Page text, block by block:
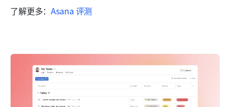
了解更多：Asana 评测